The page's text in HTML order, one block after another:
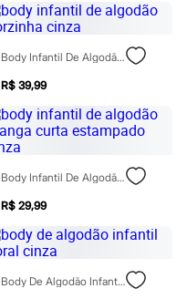
Body Infantil De Algodão Florzinha Cinza
R$ 39,99
Body Infantil De Algodão Manga Curta Estampado Cinza
R$ 29,99
Body De Algodão Infantil Floral Cinza